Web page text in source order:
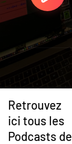
Retrouvez
ici tous les
Podcasts de